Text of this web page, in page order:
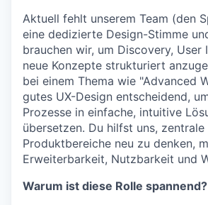
Aktuell fehlt unserem Team (den
eine dedizierte Design-Stimme
brauchen wir, um Discovery, User
neue Konzepte strukturiert
bei einem Thema wie "Advanced
gutes UX-Design entscheidend,
Prozesse in einfache, intuitive
übersetzen. Du hilfst uns, zentrale
Produktbereiche neu zu denken,
Erweiterbarkeit, Nutzbarkeit und
Warum ist diese Rolle spannend?